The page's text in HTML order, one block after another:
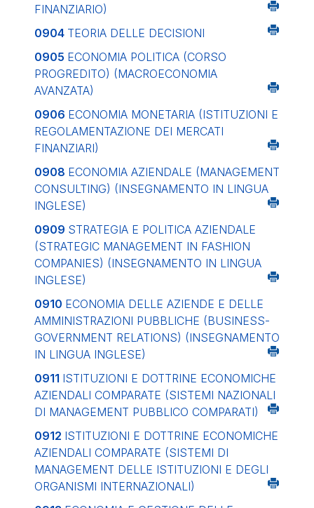
FINANZIARIO)
0904 TEORIA DELLE DECISIONI
0905 ECONOMIA POLITICA (CORSO
PROGREDITO) (MACROECONOMIA
AVANZATA)
0906 ECONOMIA MONETARIA (ISTITUZIONI E
REGOLAMENTAZIONE DEI MERCATI
FINANZIARI)
0908 ECONOMIA AZIENDALE (MANAGEMENT
CONSULTING) (INSEGNAMENTO IN LINGUA
INGLESE)
0909 STRATEGIA E POLITICA AZIENDALE
(STRATEGIC MANAGEMENT IN FASHION
COMPANIES) (INSEGNAMENTO IN LINGUA
INGLESE)
0910 ECONOMIA DELLE AZIENDE E DELLE
AMMINISTRAZIONI PUBBLICHE (BUSINESS-
GOVERNMENT RELATIONS) (INSEGNAMENTO
IN LINGUA INGLESE)
0911 ISTITUZIONI E DOTTRINE ECONOMICHE
AZIENDALI COMPARATE (SISTEMI NAZIONALI
DI MANAGEMENT PUBBLICO COMPARATI)
0912 ISTITUZIONI E DOTTRINE ECONOMICHE
AZIENDALI COMPARATE (SISTEMI DI
MANAGEMENT DELLE ISTITUZIONI E DEGLI
ORGANISMI INTERNAZIONALI)